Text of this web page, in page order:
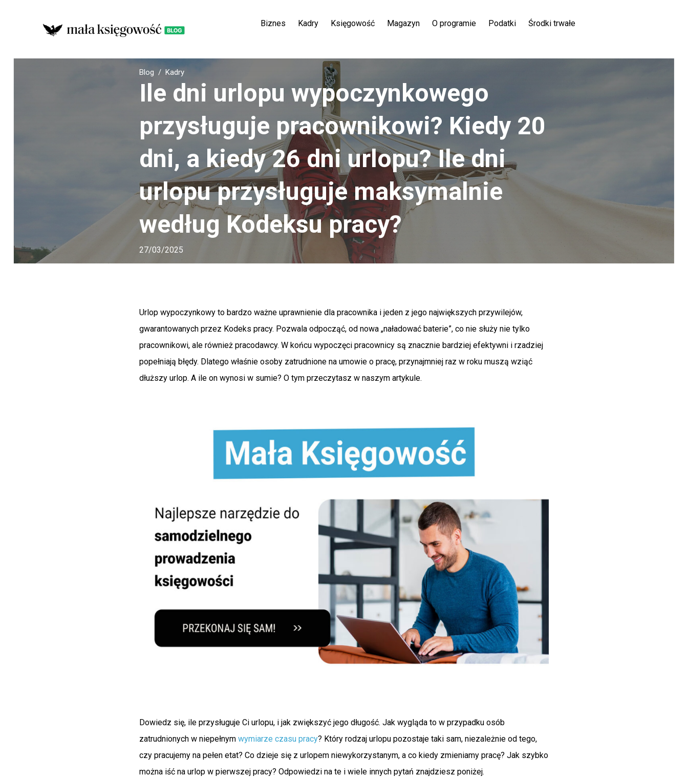
Biznes Kadry Księgowość Magazyn O programie Podatki Środki trwałe
Blog Kadry
Ile dni urlopu wypoczynkowego
przysługuje pracownikowi? Kiedy 20
dni, a kiedy 26 dni urlopu? Ile dni
urlopu przysługuje maksymalnie
według Kodeksu pracy?
27/03/2025
Urlop wypoczynkowy to bardzo ważne uprawnienie dla pracownika i jeden z jego największych przywilejów,
gwarantowanych przez Kodeks pracy. Pozwala odpocząć, od nowa „naładować baterie”, co nie służy nie tylko
pracownikowi, ale również pracodawcy. W końcu wypoczęci pracownicy są znacznie bardziej efektywni i rzadziej
popełniają błędy. Dlatego właśnie osoby zatrudnione na umowie o pracę, przynajmniej raz w roku muszą wziąć
dłuższy urlop. A ile on wynosi w sumie? O tym przeczytasz w naszym artykule.
Dowiedz się, ile przysługuje Ci urlopu, i jak zwiększyć jego długość. Jak wygląda to w przypadku osób
zatrudnionych w niepełnym wymiarze czasu pracy? Który rodzaj urlopu pozostaje taki sam, niezależnie od tego,
czy pracujemy na pełen etat? Co dzieje się z urlopem niewykorzystanym, a co kiedy zmieniamy pracę? Jak szybko
można iść na urlop w pierwszej pracy? Odpowiedzi na te i wiele innych pytań znajdziesz poniżej.